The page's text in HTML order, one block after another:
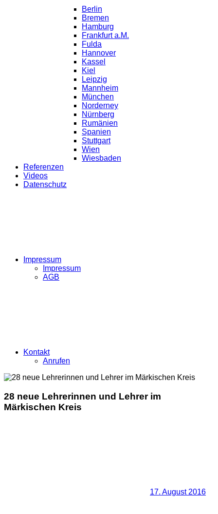
Berlin
Bremen
Hamburg
Frankfurt a.M.
Fulda
Hannover
Kassel
Kiel
Leipzig
Mannheim
München
Norderney
Nürnberg
Rumänien
Spanien
Stuttgart
Wien
Wiesbaden
Referenzen
Videos
Datenschutz
Impressum
Impressum
AGB
Kontakt
Anrufen
28 neue Lehrerinnen und Lehrer im
Märkischen Kreis
17. August 2016